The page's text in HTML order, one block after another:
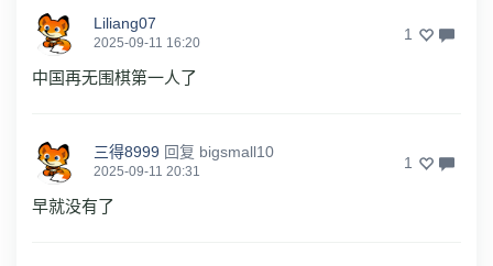
Liliang07
2025-09-11 16:20 1
中国再无围棋第一人了
三得8999 回复 bigsmall10
2025-09-11 20:31 1
早就没有了